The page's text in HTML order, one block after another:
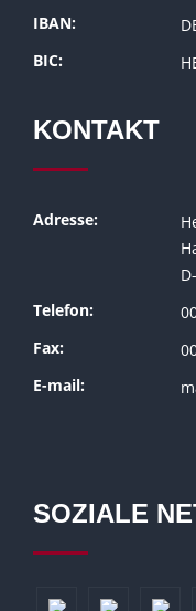
IBAN:
BIC:
KONTAKT
Adresse:
Telefon:
Fax:
E-mail:
SOZIALE